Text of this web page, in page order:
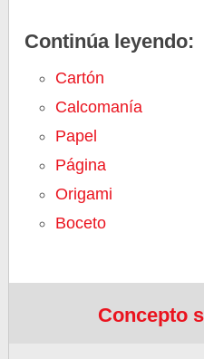
Continúa leyendo:
Cartón
Calcomanía
Papel
Página
Origami
Boceto
Concepto